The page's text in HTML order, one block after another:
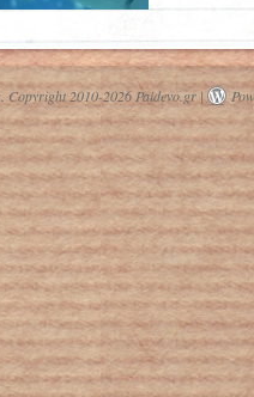
χάρτης
Copyright 2010-2026 Paidevo.gr |